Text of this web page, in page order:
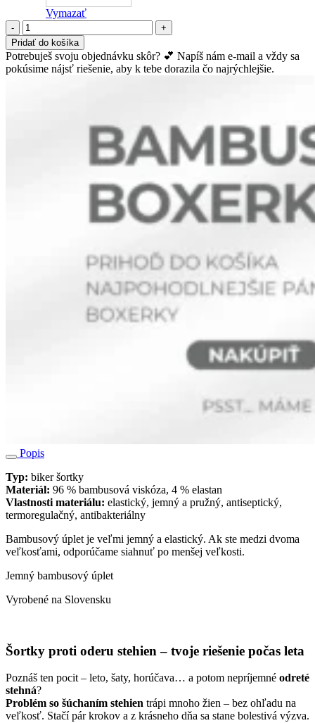
Vymazať
množstvo
Krátke
bambusové
šortky
s
Pridať do košíka
Potrebuješ svoju objednávku skôr? 💕 Napíš nám e-mail a vždy sa
pokúsime nájsť riešenie, aby k tebe dorazila čo najrýchlejšie.
Popis
Typ: biker šortky
Materiál: 96 % bambusová viskóza, 4 % elastan
Vlastnosti materiálu: elastický, jemný a pružný, antiseptický,
termoregulačný, antibakteriálny
Bambusový úplet je veľmi jemný a elastický. Ak ste medzi dvoma
veľkosťami, odporúčame siahnuť po menšej veľkosti.
Jemný bambusový úplet
Vyrobené na Slovensku
Šortky proti oderu stehien – tvoje riešenie počas leta
Poznáš ten pocit – leto, šaty, horúčava… a potom nepríjemné odreté
stehná?
Problém so šúchaním stehien trápi mnoho žien – bez ohľadu na
veľkosť. Stačí pár krokov a z krásneho dňa sa stane bolestivá výzva.